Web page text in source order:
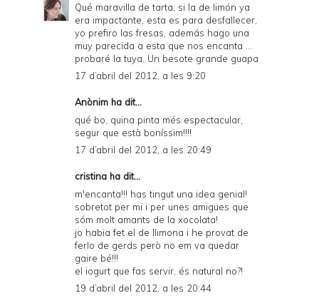
Qué maravilla de tarta, si la de limón ya
era impactante, esta es para desfallecer,
yo prefiro las fresas, además hago una
muy parecida a esta que nos encanta ...
probaré la tuya. Un besote grande guapa
17 d’abril del 2012, a les 9:20
Anònim ha dit...
qué bo, quina pinta més espectacular,
segur que està boníssim!!!!
17 d’abril del 2012, a les 20:49
cristina ha dit...
m'encanta!!! has tingut una idea genial!
sobretot per mi i per unes amigues que
sóm molt amants de la xocolata!
jo habia fet el de llimona i he provat de
ferlo de gerds però no em va quedar
gaire bé!!!
el iogurt que fas servir, és natural no?!
19 d’abril del 2012, a les 20:44